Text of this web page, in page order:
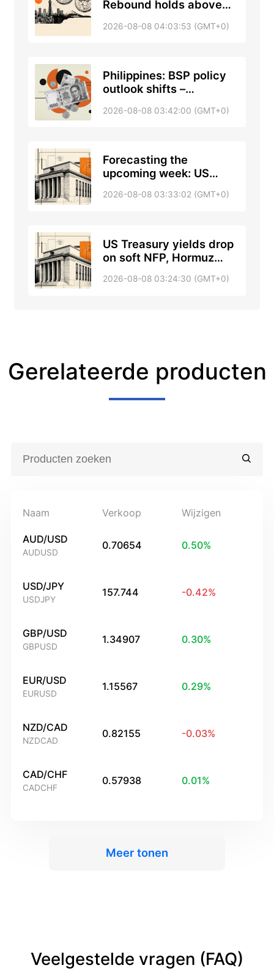
Rebound holds above
2026-08-08 04:03:53 (GMT+0)
Philippines: BSP policy
outlook shifts –
2026-08-08 03:42:00 (GMT+0)
Forecasting the
upcoming week: US
stage next week
2026-08-08 03:33:02 (GMT+0)
US Treasury yields drop
on soft NFP, Hormuz
2026-08-08 03:24:30 (GMT+0)
Gerelateerde producten
Naam Verkoop Wijzigen
AUD/USD
AUDUSD
0.70654 0.50%
USD/JPY
USDJPY
157.744 -0.42%
GBP/USD
GBPUSD
1.34907 0.30%
EUR/USD
EURUSD
1.15567 0.29%
NZD/CAD
NZDCAD
0.82155 -0.03%
CAD/CHF
CADCHF
0.57938 0.01%
Meer tonen
Veelgestelde vragen (FAQ)